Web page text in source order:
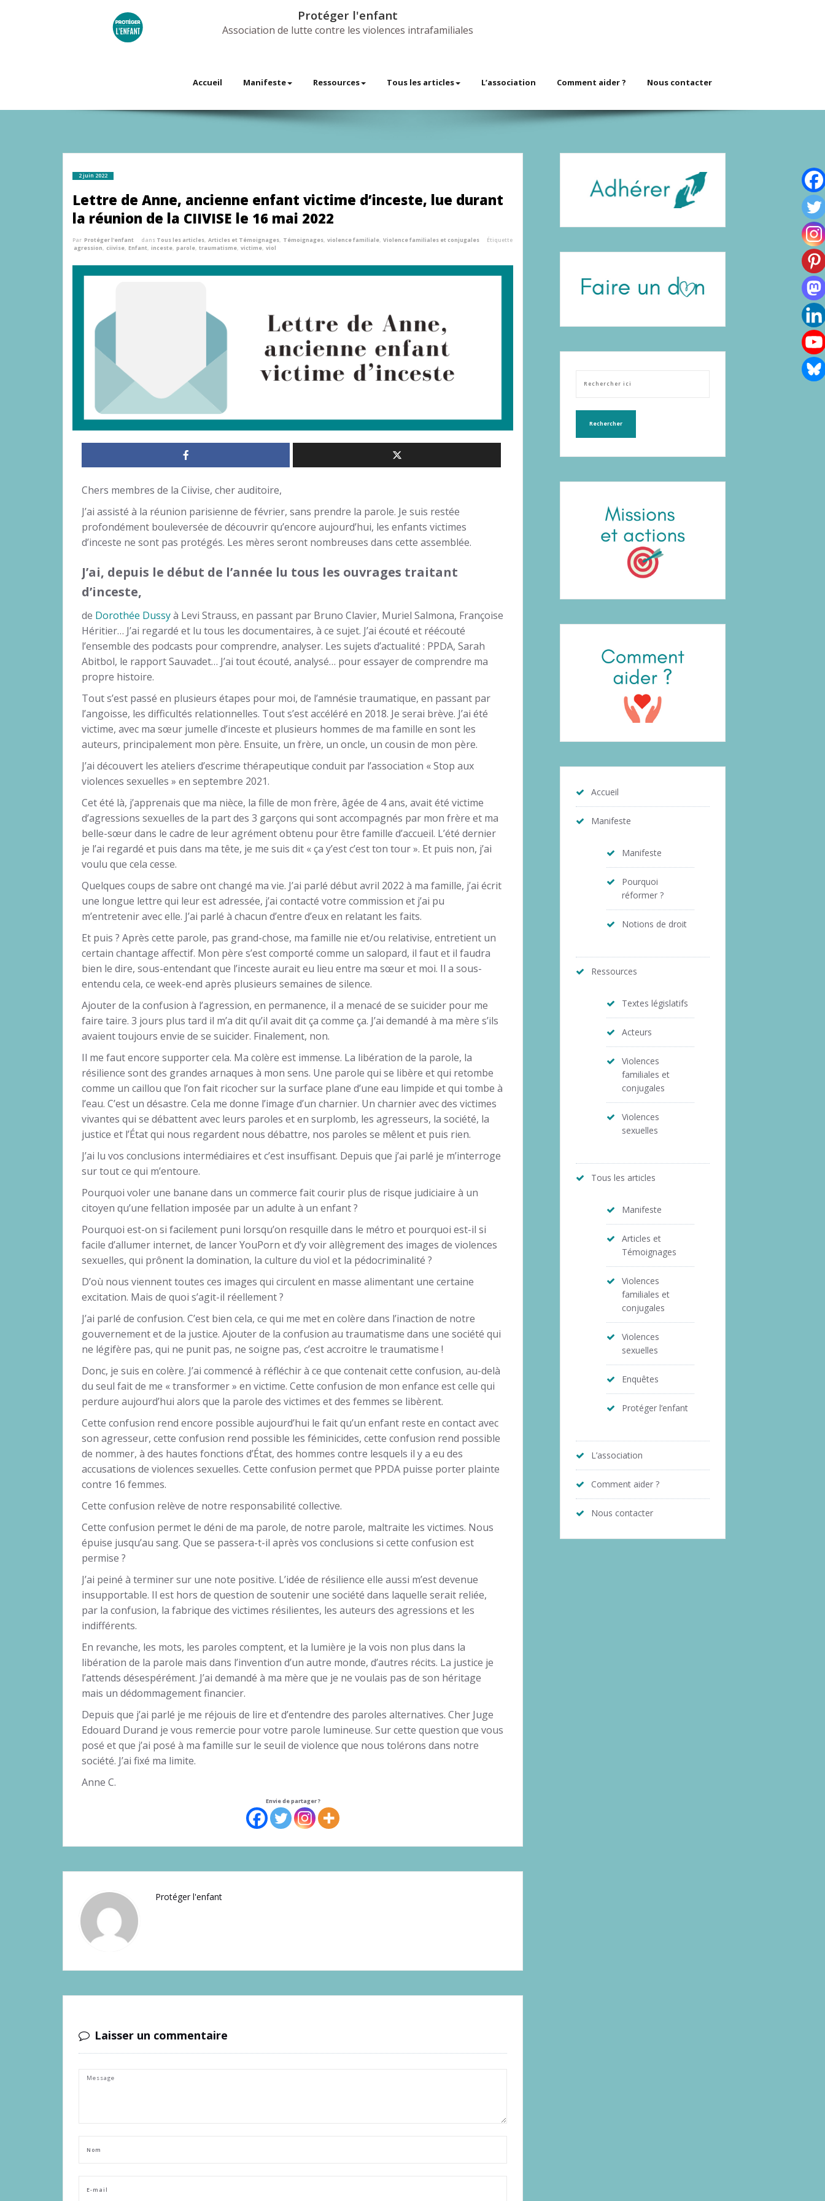
Protéger l'enfant
Association de lutte contre les violences intrafamiliales
Accueil Manifeste Ressources Tous les articles L’association Comment aider ? Nous contacter
2 juin 2022
Lettre de Anne, ancienne enfant victime d’inceste, lue durant
la réunion de la CIIVISE le 16 mai 2022
Par Protéger l'enfant dans Tous les articles, Articles et Témoignages, Témoignages, violence familiale, Violence familiales et conjugales
Étiquette
agression, ciivise, Enfant, inceste, parole, traumatisme, victime, viol
Chers membres de la Ciivise, cher auditoire,
J’ai assisté à la réunion parisienne de février, sans prendre la parole. Je suis restée
profondément bouleversée de découvrir qu’encore aujourd’hui, les enfants victimes
d’inceste ne sont pas protégés. Les mères seront nombreuses dans cette assemblée.
J’ai, depuis le début de l’année lu tous les ouvrages traitant
d’inceste,
de Dorothée Dussyà Levi Strauss, en passant par Bruno Clavier, Muriel Salmona, Françoise
Héritier… J’ai regardé et lu tous les documentaires, à ce sujet. J’ai écouté et réécouté
l’ensemble des podcasts pour comprendre, analyser. Les sujets d’actualité : PPDA, Sarah
Abitbol, le rapport Sauvadet… J’ai tout écouté, analysé… pour essayer de comprendre ma
propre histoire.
Tout s’est passé en plusieurs étapes pour moi, de l’amnésie traumatique, en passant par
l’angoisse, les difficultés relationnelles. Tout s’est accéléré en 2018. Je serai brève. J’ai été
victime, avec ma sœur jumelle d’inceste et plusieurs hommes de ma famille en sont les
auteurs, principalement mon père. Ensuite, un frère, un oncle, un cousin de mon père.
J’ai découvert les ateliers d’escrime thérapeutique conduit par l’association « Stop aux
violences sexuelles » en septembre 2021.
Cet été là, j’apprenais que ma nièce, la fille de mon frère, âgée de 4 ans, avait été victime
d’agressions sexuelles de la part des 3 garçons qui sont accompagnés par mon frère et ma
belle-sœur dans le cadre de leur agrément obtenu pour être famille d’accueil. L’été dernier
je l’ai regardé et puis dans ma tête, je me suis dit « ça y’est c’est ton tour ». Et puis non, j’ai
voulu que cela cesse.
Quelques coups de sabre ont changé ma vie. J’ai parlé début avril 2022 à ma famille, j’ai écrit
une longue lettre qui leur est adressée, j’ai contacté votre commission et j’ai pu
m’entretenir avec elle. J’ai parlé à chacun d’entre d’eux en relatant les faits.
Et puis ? Après cette parole, pas grand-chose, ma famille nie et/ou relativise, entretient un
certain chantage affectif. Mon père s’est comporté comme un salopard, il faut et il faudra
bien le dire, sous-entendant que l’inceste aurait eu lieu entre ma sœur et moi. Il a sous-
entendu cela, ce week-end après plusieurs semaines de silence.
Ajouter de la confusion à l’agression, en permanence, il a menacé de se suicider pour me
faire taire. 3 jours plus tard il m’a dit qu’il avait dit ça comme ça. J’ai demandé à ma mère s’ils
avaient toujours envie de se suicider. Finalement, non.
Il me faut encore supporter cela. Ma colère est immense. La libération de la parole, la
résilience sont des grandes arnaques à mon sens. Une parole qui se libère et qui retombe
comme un caillou que l’on fait ricocher sur la surface plane d’une eau limpide et qui tombe à
l’eau. C’est un désastre. Cela me donne l’image d’un charnier. Un charnier avec des victimes
vivantes qui se débattent avec leurs paroles et en surplomb, les agresseurs, la société, la
justice et l’État qui nous regardent nous débattre, nos paroles se mêlent et puis rien.
J’ai lu vos conclusions intermédiaires et c’est insuffisant. Depuis que j’ai parlé je m’interroge
sur tout ce qui m’entoure.
Pourquoi voler une banane dans un commerce fait courir plus de risque judiciaire à un
citoyen qu’une fellation imposée par un adulte à un enfant ?
Pourquoi est-on si facilement puni lorsqu’on resquille dans le métro et pourquoi est-il si
facile d’allumer internet, de lancer YouPorn et d’y voir allègrement des images de violences
sexuelles, qui prônent la domination, la culture du viol et la pédocriminalité ?
D’où nous viennent toutes ces images qui circulent en masse alimentant une certaine
excitation. Mais de quoi s’agit-il réellement ?
J’ai parlé de confusion. C’est bien cela, ce qui me met en colère dans l’inaction de notre
gouvernement et de la justice. Ajouter de la confusion au traumatisme dans une société qui
ne légifère pas, qui ne punit pas, ne soigne pas, c’est accroitre le traumatisme !
Donc, je suis en colère. J’ai commencé à réfléchir à ce que contenait cette confusion, au-delà
du seul fait de me « transformer » en victime. Cette confusion de mon enfance est celle qui
perdure aujourd’hui alors que la parole des victimes et des femmes se libèrent.
Cette confusion rend encore possible aujourd’hui le fait qu’un enfant reste en contact avec
son agresseur, cette confusion rend possible les féminicides, cette confusion rend possible
de nommer, à des hautes fonctions d’État, des hommes contre lesquels il y a eu des
accusations de violences sexuelles. Cette confusion permet que PPDA puisse porter plainte
contre 16 femmes.
Cette confusion relève de notre responsabilité collective.
Cette confusion permet le déni de ma parole, de notre parole, maltraite les victimes. Nous
épuise jusqu’au sang. Que se passera-t-il après vos conclusions si cette confusion est
permise ?
J’ai peiné à terminer sur une note positive. L’idée de résilience elle aussi m’est devenue
insupportable. Il est hors de question de soutenir une société dans laquelle serait reliée,
par la confusion, la fabrique des victimes résilientes, les auteurs des agressions et les
indifférents.
En revanche, les mots, les paroles comptent, et la lumière je la vois non plus dans la
libération de la parole mais dans l’invention d’un autre monde, d’autres récits. La justice je
l’attends désespérément. J’ai demandé à ma mère que je ne voulais pas de son héritage
mais un dédommagement financier.
Depuis que j’ai parlé je me réjouis de lire et d’entendre des paroles alternatives. Cher Juge
Edouard Durand je vous remercie pour votre parole lumineuse. Sur cette question que vous
posé et que j’ai posé à ma famille sur le seuil de violence que nous tolérons dans notre
société. J’ai fixé ma limite.
Anne C.
Envie de partager ?
Protéger l'enfant
Laisser un commentaire
Accueil
Manifeste
Manifeste
Pourquoi
réformer ?
Notions de droit
Ressources
Textes législatifs
Acteurs
Violences
familiales et
conjugales
Violences
sexuelles
Tous les articles
Manifeste
Articles et
Témoignages
Violences
familiales et
conjugales
Violences
sexuelles
Enquêtes
Protéger l’enfant
L’association
Comment aider ?
Nous contacter